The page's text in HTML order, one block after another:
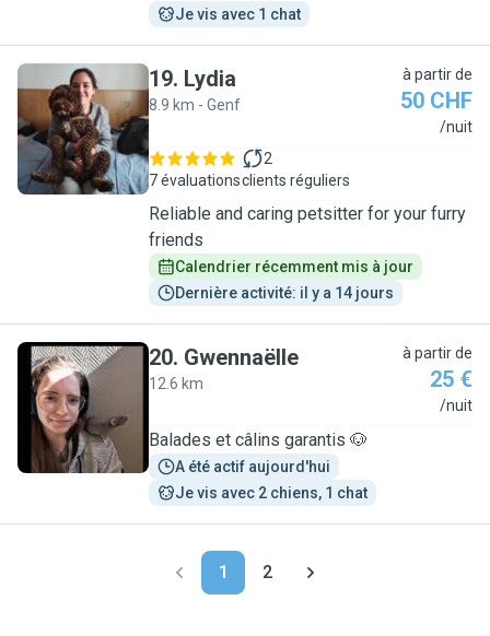
Je vis avec 1 chat
L
19. Lydia
8.9 km - Genf
à partir de
50 CHF
/nuit
7 évaluations
2
clients réguliers
Reliable and caring petsitter for your furry
friends
Calendrier récemment mis à jour
Dernière activité: il y a 14 jours
G
20. Gwennaëlle
12.6 km
à partir de
25 €
/nuit
Balades et câlins garantis 🐶
A été actif aujourd'hui
Je vis avec 2 chiens, 1 chat
1 2